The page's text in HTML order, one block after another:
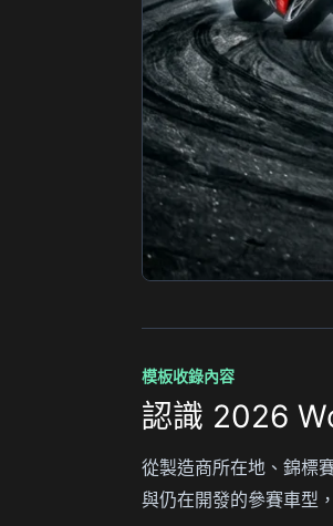
模板收錄內容
認識 2026
從製造商所在地、錦標
與仍在開發的參賽車型